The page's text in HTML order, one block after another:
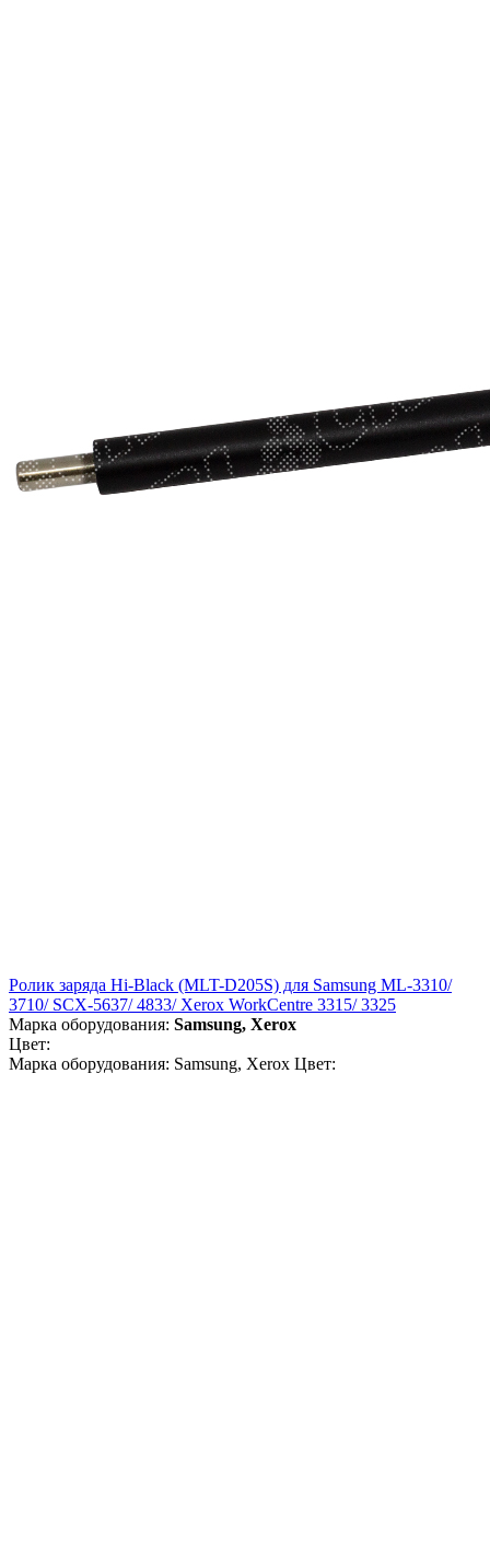
Ролик заряда Hi-Black (MLT-D205S) для Samsung ML-3310/
3710/ SCX-5637/ 4833/ Xerox WorkCentre 3315/ 3325
Марка оборудования: Samsung, Xerox
Цвет:
Марка оборудования: Samsung, Xerox Цвет: